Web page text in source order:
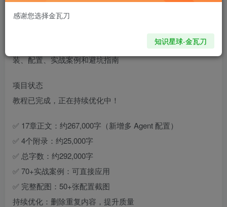
从零开始打造你的AI工作助手：最全面的中文教程，涵盖安
装、配置、实战案例和避坑指南
项目状态
教程已完成，正在持续优化中！
✅ 17章正文：约267,000字（新增多 Agent 配置）
✅ 4个附录：约25,000字
✅ 总字数：约292,000字
✅ 70+实战案例：可直接应用
✅ 完整配图：50+张配置截图
持续优化：删除重复内容，提升质量
感谢您选择金瓦刀
知识星球-金瓦刀